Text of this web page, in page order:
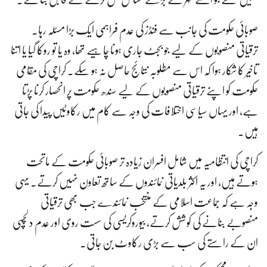
صوبائی حکومت کی جانب سے فنڈز کی عدم فراہمی ایک بڑا مسئلہ رہا۔
ترقیاتی منصوبوں کے لیے جو بجٹ جاری ہونا چاہیے تھا، وہ یا تو روکا گیا یا اتنا
تاخیر کا شکار ہوا کہ اس سے مطلوبہ نتائج حاصل نہ ہو سکے۔ کراچی کی مقامی
حکومت کو اپنے ترقیاتی منصوبوں کے لیے سندھ حکومت پر انحصار کرنا پڑتا
ہے، اور یہاں سیاسی اختلافات کی وجہ سے کام میں رکاوٹیں پیدا کی جاتی
ہیں۔
کراچی کی انتظامیہ میں شامل افسران زیادہ تر صوبائی حکومت کے ماتحت
ہوتے ہیں، اور یہ اکثر بلدیاتی نمائندوں کے ساتھ تعاون نہیں کرتے۔ یہی
وجہ ہے کہ جماعت اسلامی کے منتخب نمائندے جب بھی ترقیاتی
منصوبے بنانے کی کوشش کرتے، بیوروکریسی کی سست روی اور عدم دلچسپی
ان کے راستے کی سب سے بڑی رکاوٹ بن جاتی۔